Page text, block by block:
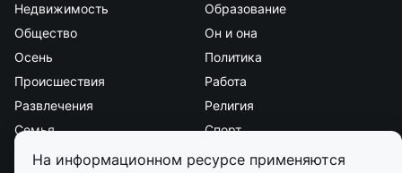
На информационном ресурсе применяются
Недвижимость
Образование
Общество
Он и она
Осень
Политика
Происшествия
Работа
Развлечения
Религия
Семья
Спорт
Стиль и красота
Страна и мир